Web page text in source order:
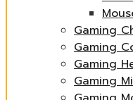
Gaming
Gaming
Gaming
Gaming